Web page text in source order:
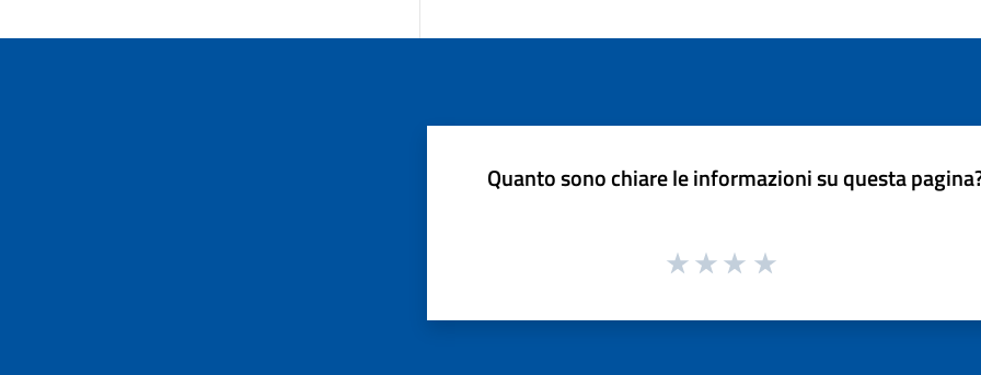
Quanto sono chiare le informazioni su questa